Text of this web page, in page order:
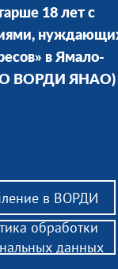
18 лет с
в Ямало-
ВОРДИ ЯНАО)
в ВОРДИ
обработки
данных